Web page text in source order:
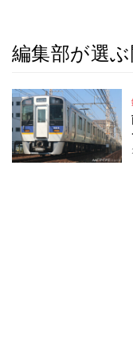
編集部が選